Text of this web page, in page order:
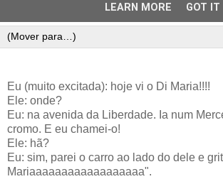
Eu (muito excitada): hoje vi o Di Maria!!!!
Ele: onde?
Eu: na avenida da Liberdade. Ia num
cromo. E eu chamei-o!
Ele: hã?
Eu: sim, parei o carro ao lado do dele e
Mariaaaaaaaaaaaaaaaaaa".
LEARN MORE GOT IT